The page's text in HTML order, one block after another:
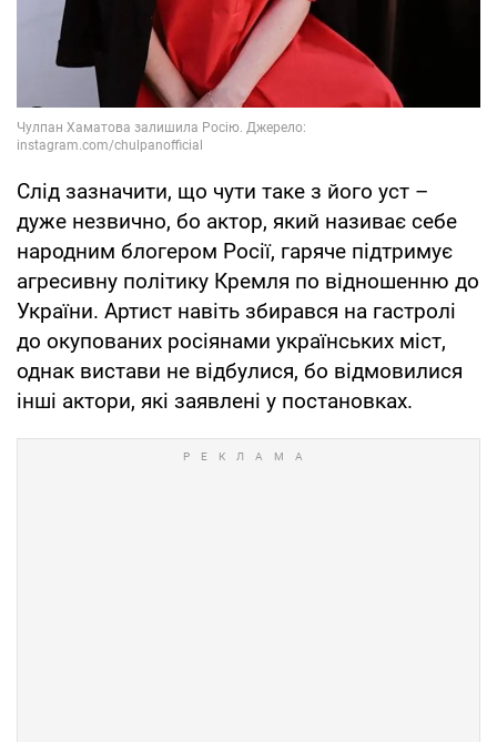
Слід зазначити, що чути таке з його уст –
дуже незвично, бо актор, який називає себе
народним блогером Росії, гаряче підтримує
агресивну політику Кремля по відношенню до
України. Артист навіть збирався на гастролі
до окупованих росіянами українських міст,
однак вистави не відбулися, бо відмовилися
інші актори, які заявлені у постановках.